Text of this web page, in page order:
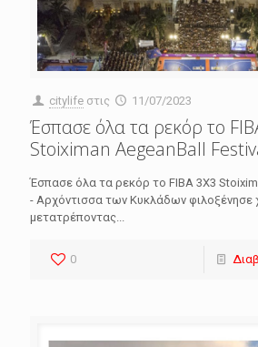
citylife στις 11/07/2023
Έσπασε όλα τα ρεκόρ το
Stoiximan AegeanBall
Έσπασε όλα τα ρεκόρ το FIBA 3X3
- Αρχόντισσα των Κυκλάδων φιλοξένησε
μετατρέποντας...
0